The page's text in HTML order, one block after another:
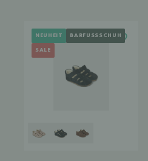
NEUHEIT BARFUSSSCHUH
SALE